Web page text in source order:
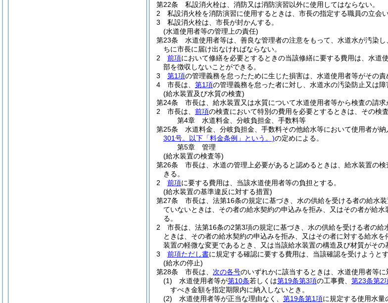
第22条
私設消火栓は、消防又は消防演習以外に使用してはならない。
2
私設消火栓を消防演習に使用するときは、市長の指定する職員の立会
3
私設消火栓は、市長が封かんする。
(水道使用者等の管理上の責任)
第23条
水道使用者等は、善良な管理者の注意をもって、水道水が汚染
ちに市長に届け出なければならない。
2
前項において修繕を必要とするときの当該修繕に要する費用は、水道
部を徴収しないことができる。
3
第1項の管理義務を怠ったために生じた損害は、水道使用者等がその責
4
市長は、 第1項の管理義務を怠った者に対し、水道水の汚染防止又は
(給水装置及び水質の検査)
第24条
市長は、給水装置又は水質について水道使用者等から検査の請
2
市長は、 前項の検査において特別の費用を必要とするときは、その検
第4章
水道料金、分岐負担金、手数料等
第25条
水道料金、分岐負担金、手数料その他給水等において使用者が納
301号。以下「料金条例」という。)の定めによる。
第5章
管理
(給水装置の検査等)
第26条
市長は、水道の管理上必要があると認めるときは、給水装置の
きる。
2
前項に要する費用は、当該水道使用者等の負担とする。
(給水装置の基準違反に対する措置)
第27条
市長は、法第16条の規定に基づき、水の供給を受ける者の給水
ていないときは、その者の給水契約の申込みを拒み、又はその者が給
る。
2
市長は、法第16条の2第3項の規定に基づき、水の供給を受ける者の
ときは、その者の給水契約の申込みを拒み、又はその者に対する給水を
装置の軽微な変更であるとき、又は当該給水装置の構造及び材質がそ
3
前項ただし書に規定する確認に要する費用は、当該確認を受けようと
(給水の停止)
第28条
市長は、 次の各号のいずれかに該当するときは、水道使用者等
(1)
水道使用者等が第10条若しくは第19条第3項の工事費、 第23条第2
すべき金額を指定期限内に納入しないとき。
(2)
水道使用者等が正当な理由なく、 第19条第1項に規定する使用水量